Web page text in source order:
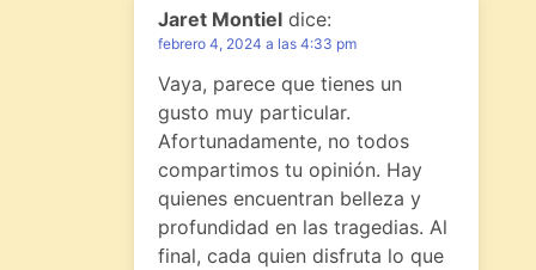
Jaret Montiel dice:
febrero 4, 2024 a las 4:33 pm
Vaya, parece que tienes un
gusto muy particular.
Afortunadamente, no todos
compartimos tu opinión. Hay
quienes encuentran belleza y
profundidad en las tragedias. Al
final, cada quien disfruta lo que